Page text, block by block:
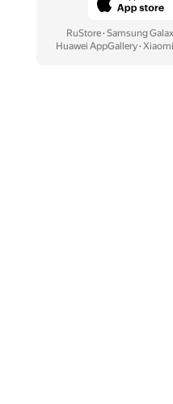
RuStore· Samsung
Huawei AppGallery·